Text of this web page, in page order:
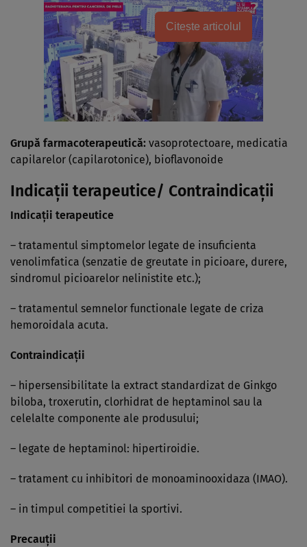
Citește articolul
Grupă farmacoterapeutică: vasoprotectoare, medicatia
capilarelor (capilarotonice), bioflavonoide
Indicaţii terapeutice/ Contraindicaţii
Indicaţii terapeutice
– tratamentul simptomelor legate de insuficienta
venolimfatica (senzatie de greutate in picioare, durere,
sindromul picioarelor nelinistite etc.);
– tratamentul semnelor functionale legate de criza
hemoroidala acuta.
Contraindicaţii
– hipersensibilitate la extract standardizat de Ginkgo
biloba, troxerutin, clorhidrat de heptaminol sau la
celelalte componente ale produsului;
– legate de heptaminol: hipertiroidie.
– tratament cu inhibitori de monoaminooxidaza (IMAO).
– in timpul competitiei la sportivi.
Precauţii